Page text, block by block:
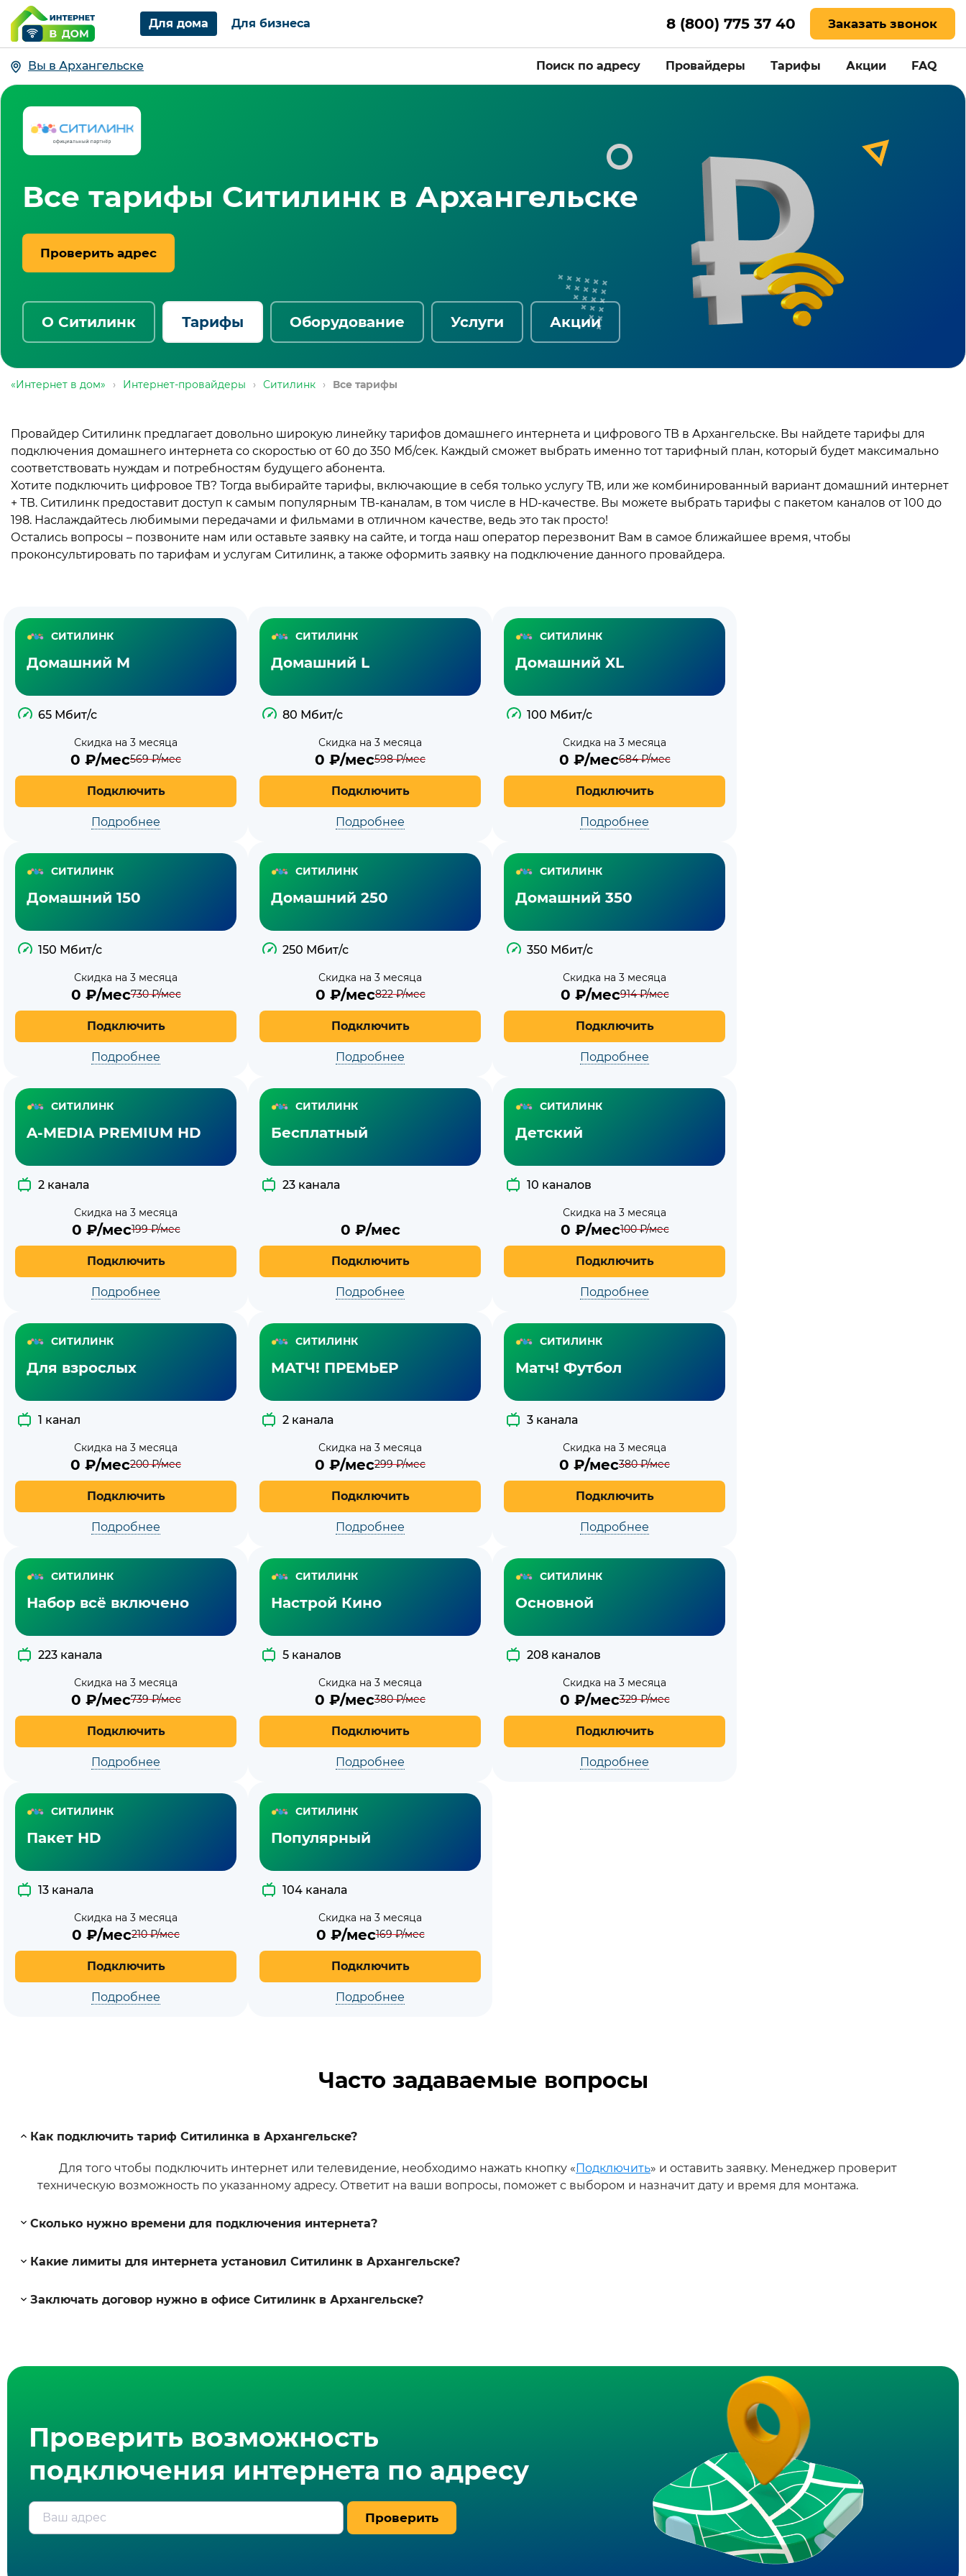
Для дома Для бизнеса 8 (800) 775 37 40 Заказать звонок
Вы в Архангельске Поиск по адресу Провайдеры Тарифы Акции FAQ
Все тарифы Ситилинк в Архангельске
Проверить адрес
О Ситилинк Тарифы Оборудование Услуги Акции
«Интернет в дом» › Интернет-провайдеры › Ситилинк › Все тарифы
Провайдер Ситилинк предлагает довольно широкую линейку тарифов домашнего интернета и цифрового ТВ в Архангельске. Вы найдете тарифы для
подключения домашнего интернета со скоростью от 60 до 350 Мб/сек. Каждый сможет выбрать именно тот тарифный план, который будет максимально
соответствовать нуждам и потребностям будущего абонента.
Хотите подключить цифровое ТВ? Тогда выбирайте тарифы, включающие в себя только услугу ТВ, или же комбинированный вариант домашний интернет
+ ТВ. Ситилинк предоставит доступ к самым популярным ТВ-каналам, в том числе в HD-качестве. Вы можете выбрать тарифы с пакетом каналов от 100 до
198. Наслаждайтесь любимыми передачами и фильмами в отличном качестве, ведь это так просто!
Остались вопросы – позвоните нам или оставьте заявку на сайте, и тогда наш оператор перезвонит Вам в самое ближайшее время, чтобы
проконсультировать по тарифам и услугам Ситилинк, а также оформить заявку на подключение данного провайдера.
Все
тарифы
Ситилинк
СИТИЛИНК
Домашний M
65 Мбит/с
Скидка на 3 месяца
0 ₽/мес569₽/мес
Подключить
Подробнее
СИТИЛИНК
Домашний L
80 Мбит/с
Скидка на 3 месяца
0 ₽/мес598₽/мес
Подключить
Подробнее
СИТИЛИНК
Домашний XL
100 Мбит/с
Скидка на 3 месяца
0 ₽/мес684₽/мес
Подключить
Подробнее
СИТИЛИНК
Домашний 150
150 Мбит/с
Скидка на 3 месяца
0 ₽/мес730₽/мес
Подключить
Подробнее
СИТИЛИНК
Домашний 250
250 Мбит/с
Скидка на 3 месяца
0 ₽/мес822₽/мес
Подключить
Подробнее
СИТИЛИНК
Домашний 350
350 Мбит/с
Скидка на 3 месяца
0 ₽/мес914₽/мес
Подключить
Подробнее
СИТИЛИНК
A-MEDIA PREMIUM HD
2 канала
Скидка на 3 месяца
0 ₽/мес199₽/мес
Подключить
Подробнее
СИТИЛИНК
Бесплатный
23 канала
0 ₽/мес
Подключить
Подробнее
СИТИЛИНК
Детский
10 каналов
Скидка на 3 месяца
0 ₽/мес100₽/мес
Подключить
Подробнее
СИТИЛИНК
Для взрослых
1 канал
Скидка на 3 месяца
0 ₽/мес200₽/мес
Подключить
Подробнее
СИТИЛИНК
МАТЧ! ПРЕМЬЕР
2 канала
Скидка на 3 месяца
0 ₽/мес299₽/мес
Подключить
Подробнее
СИТИЛИНК
Матч! Футбол
3 канала
Скидка на 3 месяца
0 ₽/мес380₽/мес
Подключить
Подробнее
СИТИЛИНК
Набор всё включено
223 канала
Скидка на 3 месяца
0 ₽/мес739₽/мес
Подключить
Подробнее
СИТИЛИНК
Настрой Кино
5 каналов
Скидка на 3 месяца
0 ₽/мес380₽/мес
Подключить
Подробнее
СИТИЛИНК
Основной
208 каналов
Скидка на 3 месяца
0 ₽/мес329₽/мес
Подключить
Подробнее
СИТИЛИНК
Пакет HD
13 канала
Скидка на 3 месяца
0 ₽/мес210₽/мес
Подключить
Подробнее
СИТИЛИНК
Популярный
104 канала
Скидка на 3 месяца
0 ₽/мес169₽/мес
Подключить
Подробнее
Все
тарифы
Ситилинк
Часто задаваемые вопросы
Как подключить тариф Ситилинка в Архангельске?
Для того чтобы подключить интернет или телевидение, необходимо нажать кнопку «Подключить» и оставить заявку. Менеджер проверит
техническую возможность по указанному адресу. Ответит на ваши вопросы, поможет с выбором и назначит дату и время для монтажа.
Сколько нужно времени для подключения интернета?
Какие лимиты для интернета установил Ситилинк в Архангельске?
Заключать договор нужно в офисе Ситилинк в Архангельске?
Проверить возможность
подключения интернета по адресу
Ваш адрес Проверить